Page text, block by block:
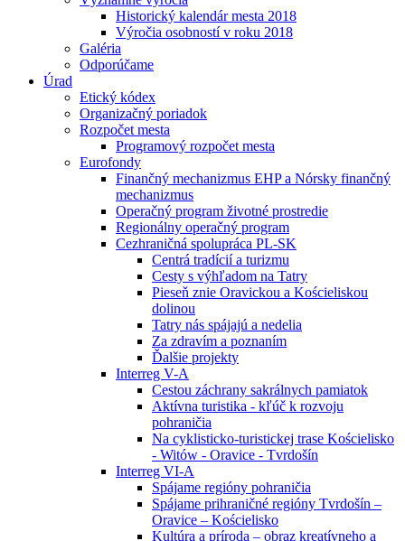
Historický kalendár mesta 2018
Výročia osobností v roku 2018
Galéria
Odporúčame
Úrad
Etický kódex
Organizačný poriadok
Rozpočet mesta
Programový rozpočet mesta
Eurofondy
Finančný mechanizmus EHP a Nórsky finančný
mechanizmus
Operačný program životné prostredie
Regionálny operačný program
Cezhraničná spolupráca PL-SK
Centrá tradícií a turizmu
Cesty s výhľadom na Tatry
Pieseň znie Oravickou a Kościeliskou
dolinou
Tatry nás spájajú a nedelia
Za zdravím a poznaním
Ďalšie projekty
Interreg V-A
Cestou záchrany sakrálnych pamiatok
Aktívna turistika - kľúč k rozvoju
pohraničia
Na cyklisticko-turistickej trase Kościelisko
- Witów - Oravice - Tvrdošín
Interreg VI-A
Spájame regióny pohraničia
Spájame prihraničné regióny Tvrdošín –
Oravice – Kościelisko
Kultúra a príroda – obraz kreatívneho a